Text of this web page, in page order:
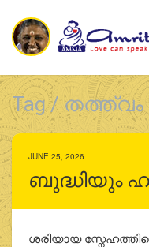
Tag / തത്ത്വം
JUNE 25, 2026
ബുദ്ധിയും
ശരിയായ